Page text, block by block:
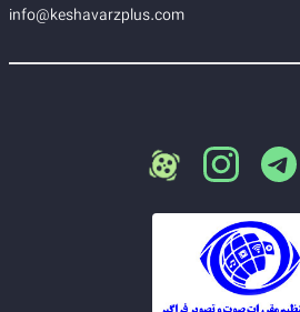
info@keshavarzplus.com